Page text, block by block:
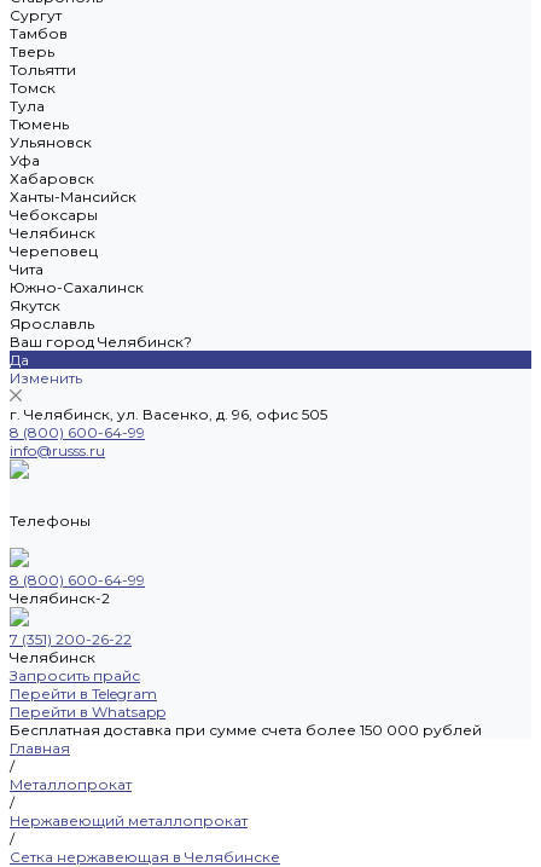
Сургут
Тамбов
Тверь
Тольятти
Томск
Тула
Тюмень
Ульяновск
Уфа
Хабаровск
Ханты-Мансийск
Чебоксары
Челябинск
Череповец
Чита
Южно-Сахалинск
Якутск
Ярославль
Ваш город Челябинск?
Да
Изменить
г. Челябинск, ул. Васенко, д. 96, офис 505
8 (800) 600-64-99
info@russs.ru
Телефоны
8 (800) 600-64-99
Челябинск-2
7 (351) 200-26-22
Челябинск
Запросить прайс
Перейти в Telegram
Перейти в Whatsapp
Бесплатная доставка при сумме счета более 150 000 рублей
Главная
/
Металлопрокат
/
Нержавеющий металлопрокат
/
Сетка нержавеющая в Челябинске